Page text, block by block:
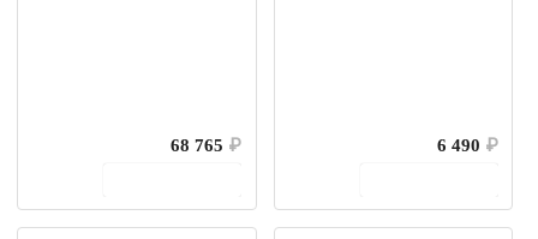
68 765 ₽
6 490 ₽